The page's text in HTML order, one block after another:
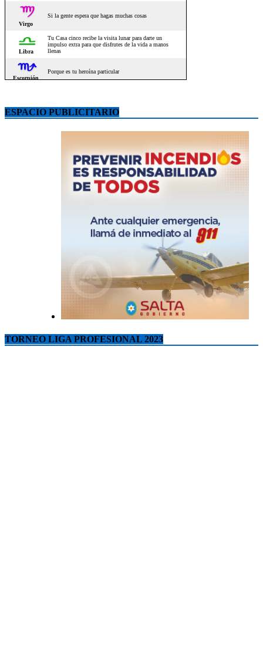
ESPACIO PUBLICITARIO
TORNEO LIGA PROFESIONAL 2023